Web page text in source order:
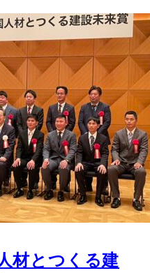
材とつくる建